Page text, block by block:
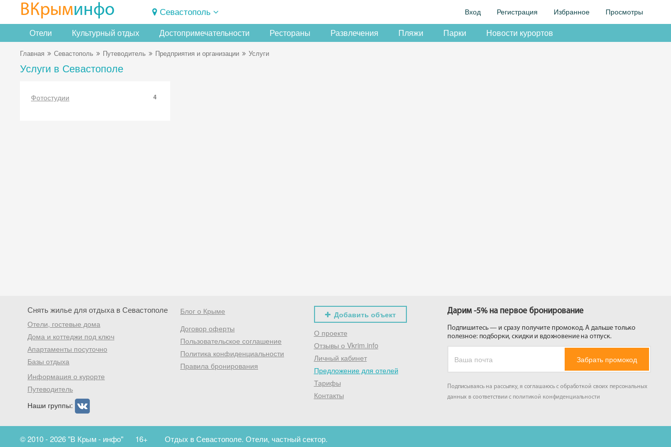
ВКрыминфо Севастополь Вход Регистрация Избранное Просмотры
Отели Культурный отдых Достопримечательности Рестораны Развлечения Пляжи Парки Новости курортов
Главная Севастополь Путеводитель Предприятия и организации Услуги
Услуги в Севастополе
Фотостудии 4
Снять жилье для отдыха в Севастополе
Отели, гостевые дома
Дома и коттеджи под ключ
Апартаменты посуточно
Базы отдыха
Информация о курорте
Путеводитель
Наши группы:
Блог о Крыме
Договор оферты
Пользовательское соглашение
Политика конфиденциальности
Правила бронирования
Добавить объект
О проекте
Отзывы о Vkrim.info
Личный кабинет
Предложение для отелей
Тарифы
Контакты
Дарим -5% на первое бронирование
Подпишитесь — и сразу получите промокод. А дальше только
полезное: подборки, скидки и вдохновение на отпуск.
Забрать промокод
Подписываясь на рассылку, я соглашаюсь с обработкой своих персональных
данных в соответствии с политикой конфиденциальности
© 2010 - 2026 "В Крым - инфо" 16+ Отдых в Севастополе. Отели, частный сектор.